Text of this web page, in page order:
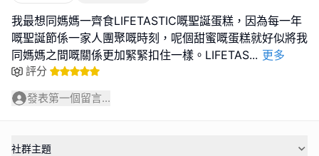
我最想同媽媽一齊食LIFETASTIC嘅聖誕蛋糕，因為每一年
嘅聖誕節係一家人團聚嘅時刻，呢個甜蜜嘅蛋糕就好似將我
同媽媽之間嘅關係更加緊緊扣住一樣。LIFETAS... 更多
評分
發表第一個留言...
社群主題